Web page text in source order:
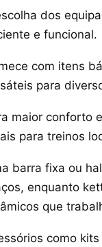
dos
e funcional.
com itens
para
maior conforto
para treinos
barra fixa ou
enquanto
que
como